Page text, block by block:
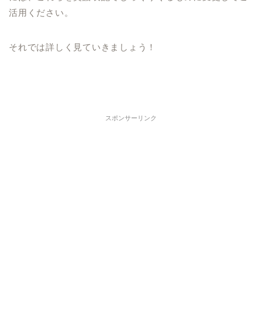
活用ください。
それでは詳しく見ていきましょう！
スポンサーリンク